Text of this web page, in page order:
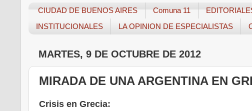
CIUDAD DE BUENOS AIRES Comuna 11
INSTITUCIONALES
LA OPINION DE ESPECIALISTAS
MARTES, 9 DE OCTUBRE DE 2012
MIRADA DE UNA ARGENTINA EN
Crisis en Grecia: